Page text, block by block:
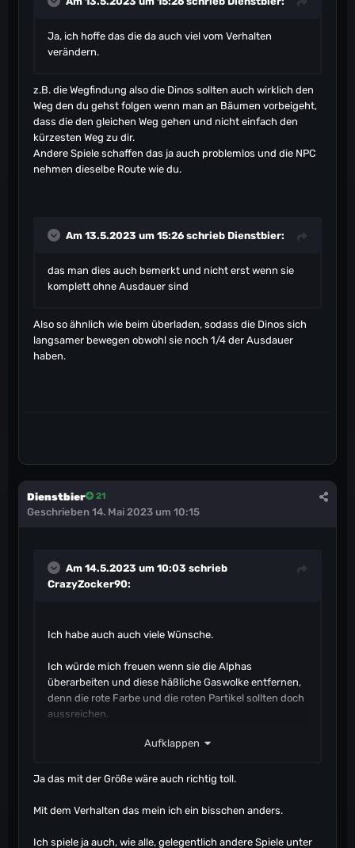
Ja, ich hoffe das die da auch viel vom Verhalten
verändern.
z.B. die Wegfindung also die Dinos sollten auch wirklich den
Weg den du gehst folgen wenn man an Bäumen vorbeigeht,
dass die den gleichen Weg gehen und nicht einfach den
kürzesten Weg zu dir.
Andere Spiele schaffen das ja auch problemlos und die NPC
nehmen dieselbe Route wie du.
Am 13.5.2023 um 15:26 schrieb Dienstbier:
das man dies auch bemerkt und nicht erst wenn sie
komplett ohne Ausdauer sind
Also so ähnlich wie beim überladen, sodass die Dinos sich
langsamer bewegen obwohl sie noch 1/4 der Ausdauer
haben.
Dienstbier 21
Geschrieben 14. Mai 2023 um 10:15
Am 14.5.2023 um 10:03 schrieb
CrazyZocker90:
Ich habe auch auch viele Wünsche.
Ich würde mich freuen wenn sie die Alphas
überarbeiten und diese häßliche Gaswolke entfernen,
denn die rote Farbe und die roten Partikel sollten doch
aussreichen.
einmal unterschiedliche Größen haben sollte
Die großen Redwood Bäume sind ja auch alle
trotzdem passt an allen die Plattform dran.
Aufklappen
Ja das mit der Größe wäre auch richtig toll.
Mit dem Verhalten das mein ich ein bisschen anders.
Ich spiele ja auch, wie alle, gelegentlich andere Spiele unter